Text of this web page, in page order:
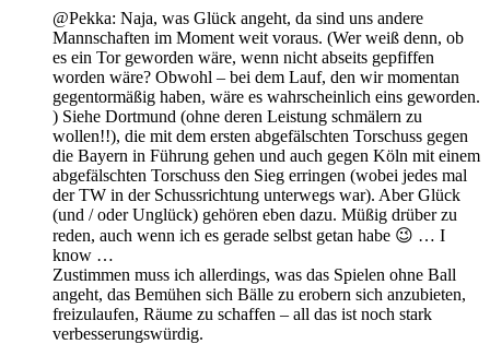
@Pekka: Naja, was Glück angeht, da sind uns andere
Mannschaften im Moment weit voraus. (Wer weiß denn, ob
es ein Tor geworden wäre, wenn nicht abseits gepfiffen
worden wäre? Obwohl – bei dem Lauf, den wir momentan
gegentormäßig haben, wäre es wahrscheinlich eins geworden.
) Siehe Dortmund (ohne deren Leistung schmälern zu
wollen!!), die mit dem ersten abgefälschten Torschuss gegen
die Bayern in Führung gehen und auch gegen Köln mit einem
abgefälschten Torschuss den Sieg erringen (wobei jedes mal
der TW in der Schussrichtung unterwegs war). Aber Glück
(und / oder Unglück) gehören eben dazu. Müßig drüber zu
reden, auch wenn ich es gerade selbst getan habe 😉 … I
know …
Zustimmen muss ich allerdings, was das Spielen ohne Ball
angeht, das Bemühen sich Bälle zu erobern sich anzubieten,
freizulaufen, Räume zu schaffen – all das ist noch stark
verbesserungswürdig.